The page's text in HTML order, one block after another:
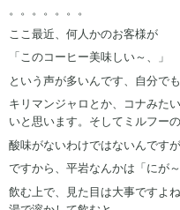
。。。。。。。
ここ最近、何人かのお客様が
「このコーヒー美味しい～、」
という声が多いんです、自分で
キリマンジャロとか、コナみた
いと思います。そしてミルフー
酸味がないわけではないんです
ですから、平岩なんかは「にが
飲む上で、見た目は大事ですよ